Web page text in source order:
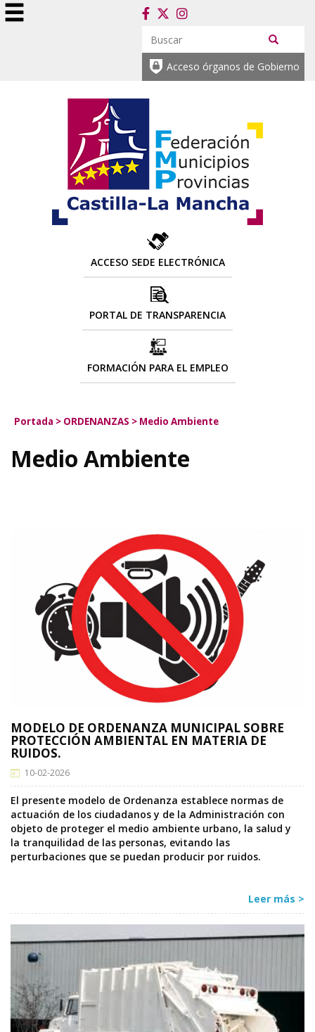
Acceso órganos de Gobierno
ACCESO SEDE ELECTRÓNICA
PORTAL DE TRANSPARENCIA
FORMACIÓN PARA EL EMPLEO
Portada > ORDENANZAS > Medio Ambiente
Medio Ambiente
MODELO DE ORDENANZA MUNICIPAL SOBRE
PROTECCIÓN AMBIENTAL EN MATERIA DE
RUIDOS.
10-02-2026
El presente modelo de Ordenanza establece normas de
actuación de los ciudadanos y de la Administración con
objeto de proteger el medio ambiente urbano, la salud y
la tranquilidad de las personas, evitando las
perturbaciones que se puedan producir por ruidos.
Leer más >